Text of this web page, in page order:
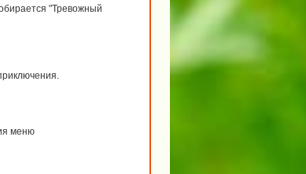
"Тревожный
меню